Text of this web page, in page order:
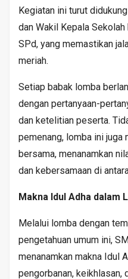
Kegiatan ini turut
dan Wakil Kepala
SPd, yang memastikan
meriah.
Setiap babak lomba
dengan pertanyaan-
dan ketelitian peserta.
pemenang, lomba ini juga
bersama, menanamkan
dan kebersamaan di
Makna Idul Adha dalam
Melalui lomba dengan
pengetahuan umum ini,
menanamkan makna Idul
pengorbanan, keikhlasan,